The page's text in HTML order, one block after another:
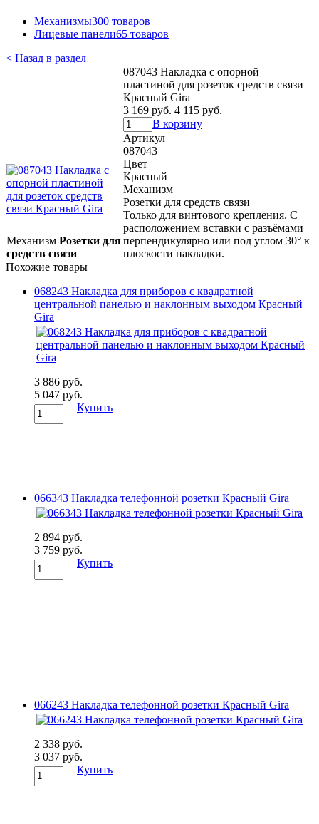
Механизмы300 товаров
Лицевые панели65 товаров
< Назад в раздел
087043 Накладка с опорной
пластиной для розеток средств связи
Красный Gira
3 169 руб. 4 115 руб.
В корзину
Артикул
087043
Цвет
Красный
Механизм
Розетки для средств связи
Только для винтового крепления. С
расположением вставки с разъёмами
перпендикулярно или под углом 30° к
плоскости накладки.
Механизм Розетки для
средств связи
Похожие товары
068243 Накладка для приборов с квадратной
центральной панелью и наклонным выходом Красный
Gira
3 886 руб.
5 047 руб.
Купить
066343 Накладка телефонной розетки Красный Gira
2 894 руб.
3 759 руб.
Купить
066243 Накладка телефонной розетки Красный Gira
2 338 руб.
3 037 руб.
Купить